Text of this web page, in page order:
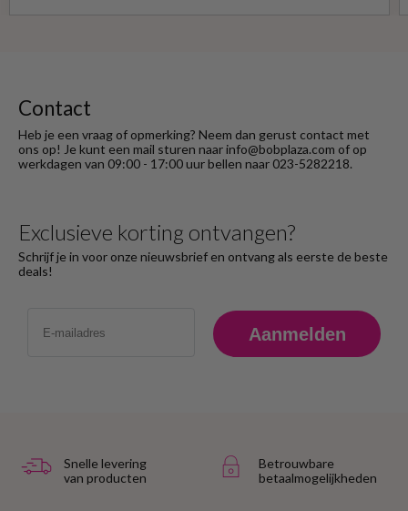
Contact
Heb je een vraag of opmerking? Neem dan gerust contact met
ons op! Je kunt een mail sturen naar info@bobplaza.com of op
werkdagen van 09:00 - 17:00 uur bellen naar 023-5282218.
Exclusieve korting ontvangen?
Schrijf je in voor onze nieuwsbrief en ontvang als eerste de beste
deals!
Aanmelden
Snelle levering
van producten
Betrouwbare
betaalmogelijkheden